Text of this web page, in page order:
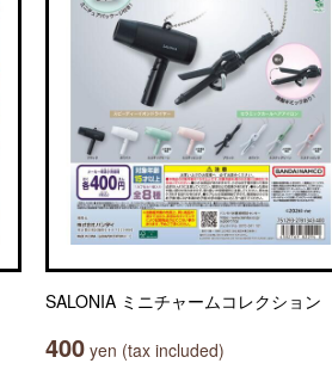
SALONIA ミニチャームコレクション
400 yen (tax included)